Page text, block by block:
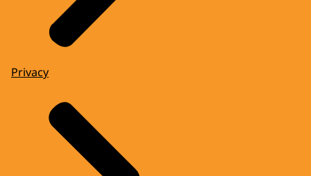
Privacy